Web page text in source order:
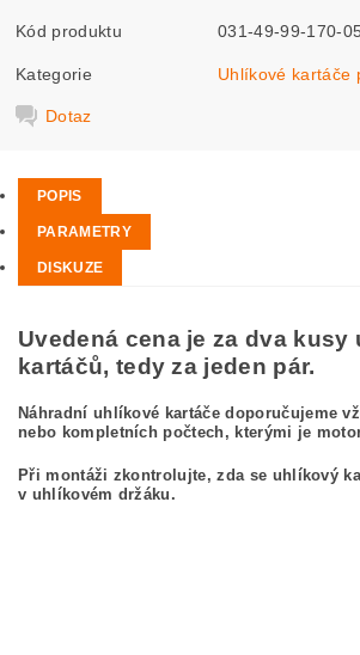
Kód produktu 031-49-99-170-
Kategorie Uhlíkové kartáče
Dotaz
POPIS
PARAMETRY
DISKUZE
Uvedená cena je za dva
kartáčů, tedy za jeden pár.
Náhradní uhlíkové kartáče doporučujeme
nebo kompletních počtech, kterými je
Při montáži zkontrolujte, zda se uhlíkový
v uhlíkovém držáku.